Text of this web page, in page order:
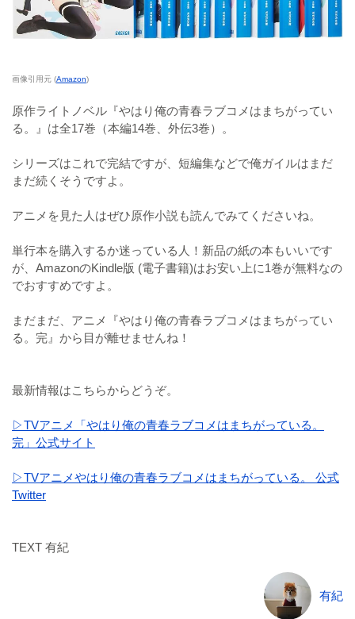
画像引用元 (Amazon)
原作ライトノベル『やはり俺の青春ラブコメはまちがってい
る。』は全17巻（本編14巻、外伝3巻）。
シリーズはこれで完結ですが、短編集などで俺ガイルはまだ
まだ続くそうですよ。
アニメを見た人はぜひ原作小説も読んでみてくださいね。
単行本を購入するか迷っている人！新品の紙の本もいいです
が、AmazonのKindle版 (電子書籍)はお安い上に1巻が無料なの
でおすすめですよ。
まだまだ、アニメ『やはり俺の青春ラブコメはまちがってい
る。完』から目が離せませんね！
最新情報はこちらからどうぞ。
▷TVアニメ「やはり俺の青春ラブコメはまちがっている。
完」公式サイト
▷TVアニメやはり俺の青春ラブコメはまちがっている。 公式
Twitter
TEXT 有紀
有紀